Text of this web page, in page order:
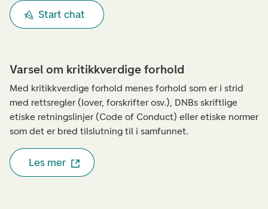
Start chat
Varsel om kritikkverdige forhold
Med kritikkverdige forhold menes forhold som er i strid
med rettsregler (lover, forskrifter osv.), DNBs skriftlige
etiske retningslinjer (Code of Conduct) eller etiske normer
som det er bred tilslutning til i samfunnet.
Les mer